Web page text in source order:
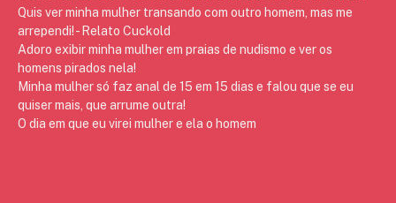
Quis ver minha mulher transando com outro homem, mas me
arrependi! - Relato Cuckold
Adoro exibir minha mulher em praias de nudismo e ver os
homens pirados nela!
Minha mulher só faz anal de 15 em 15 dias e falou que se eu
quiser mais, que arrume outra!
O dia em que eu virei mulher e ela o homem